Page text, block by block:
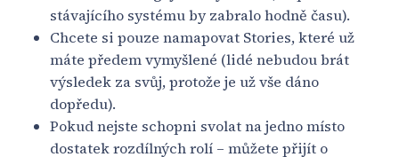
stávajícího systému by zabralo hodně času).
Chcete si pouze namapovat Stories, které už
máte předem vymyšlené (lidé nebudou brát
výsledek za svůj, protože je už vše dáno
dopředu).
Pokud nejste schopni svolat na jedno místo
dostatek rozdílných rolí – můžete přijít o